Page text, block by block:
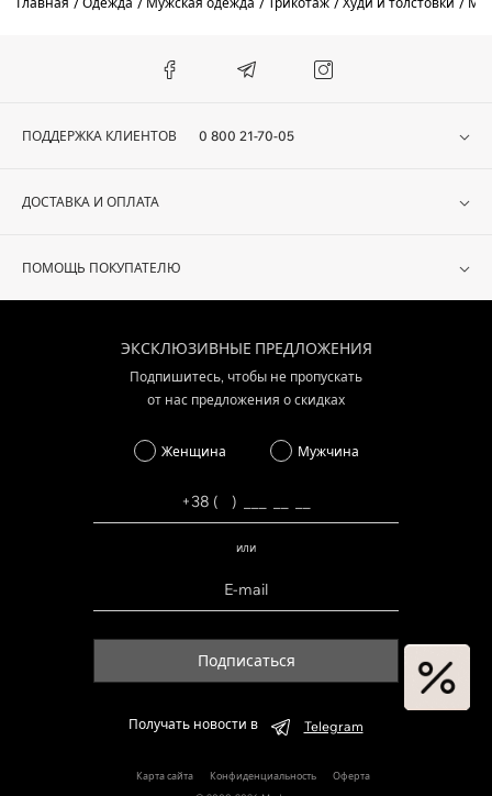
ПОДДЕРЖКА КЛИЕНТОВ 0 800 21-70-05
ДОСТАВКА И ОПЛАТА
ПОМОЩЬ ПОКУПАТЕЛЮ
ЭКСКЛЮЗИВНЫЕ ПРЕДЛОЖЕНИЯ
Подпишитесь, чтобы не пропускать
от нас предложения о скидках
Женщина Мужчина
или
Подписаться
Получать новости в Telegram
Карта сайта Конфиденциальность
Оферта